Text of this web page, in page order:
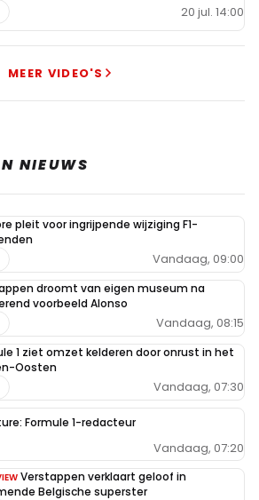
20 jul. 14:00
MEER VIDEO'S
NIEUWS
pleit voor ingrijpende wijziging F1-
Vandaag, 09:00
droomt van eigen museum na
voorbeeld Alonso
Vandaag, 08:15
1 ziet omzet kelderen door onrust in het
Oosten
Vandaag, 07:30
Formule 1-redacteur
Vandaag, 07:20
Verstappen verklaart geloof in
Belgische superster